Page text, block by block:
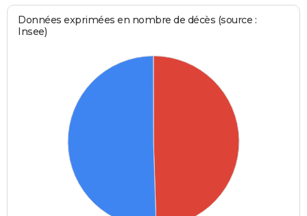
Données exprimées en nombre de décès (source :
Insee)